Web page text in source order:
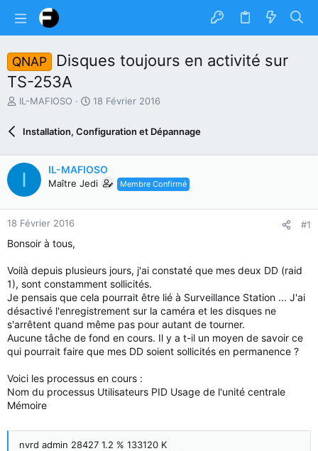
QNAP
Disques toujours en activité sur
TS-253A
A
e
r
u
e
IL-MAFIOSO
D
e
e
d
é
18 Février 2016
Installation, Configuration et Dépannage
I IL-MAFIOSO
Maître Jedi Membre Confirmé
18 Février 2016 #1
Bonsoir à tous,
Voilà depuis plusieurs jours, j'ai constaté que mes deux DD (raid
1), sont constamment sollicités.
Je pensais que cela pourrait être lié à Surveillance Station ... J'ai
désactivé l'enregistrement sur la caméra et les disques ne
s'arrêtent quand même pas pour autant de tourner.
Aucune tâche de fond en cours. Il y a t-il un moyen de savoir ce
qui pourrait faire que mes DD soient sollicités en permanence ?
Voici les processus en cours :
Nom du processus Utilisateurs PID Usage de l'unité centrale
Mémoire
nvrd admin 28427 1.2 % 133120 K